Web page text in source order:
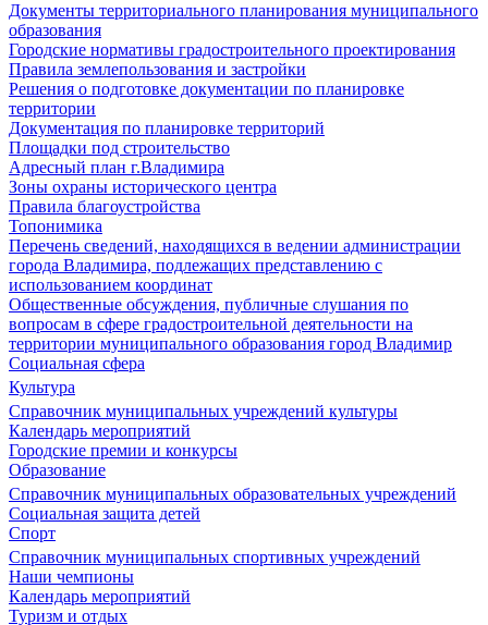
Документы территориального планирования муниципального
образования
Городские нормативы градостроительного проектирования
Правила землепользования и застройки
Решения о подготовке документации по планировке
территории
Документация по планировке территорий
Площадки под строительство
Адресный план г.Владимира
Зоны охраны исторического центра
Правила благоустройства
Топонимика
Перечень сведений, находящихся в ведении администрации
города Владимира, подлежащих представлению с
использованием координат
Общественные обсуждения, публичные слушания по
вопросам в сфере градостроительной деятельности на
территории муниципального образования город Владимир
Социальная сфера
Культура
Справочник муниципальных учреждений культуры
Календарь мероприятий
Городские премии и конкурсы
Образование
Справочник муниципальных образовательных учреждений
Социальная защита детей
Спорт
Справочник муниципальных спортивных учреждений
Наши чемпионы
Календарь мероприятий
Туризм и отдых